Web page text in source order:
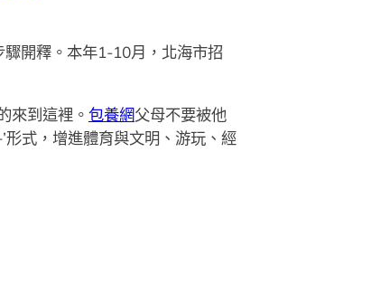
開釋。本年1-10月，北海市招
來到這裡。 包養網父母不要被他
形式，增進體育與文明、游玩、經